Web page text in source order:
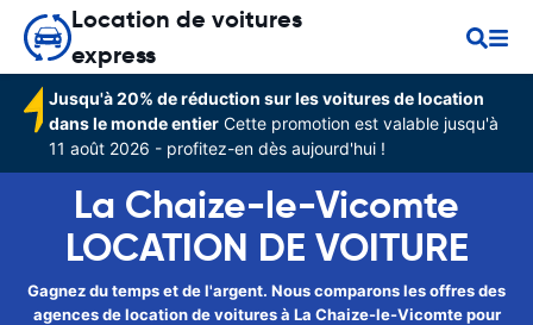
Location de voitures
express
Jusqu'à 20% de réduction sur les voitures de location
dans le monde entier Cette promotion est valable jusqu'à
11 août 2026 - profitez-en dès aujourd'hui !
La Chaize-le-Vicomte
LOCATION DE VOITURE
Gagnez du temps et de l'argent. Nous comparons les offres des
agences de location de voitures à La Chaize-le-Vicomte pour